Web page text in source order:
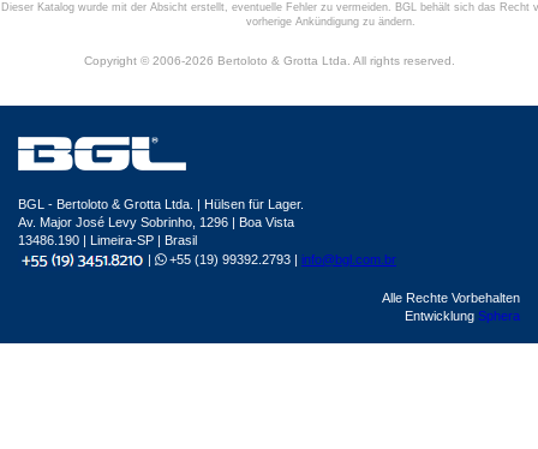
Dieser Katalog wurde mit der Absicht erstellt, eventuelle Fehler zu vermeiden. BGL behält sich das Recht
vorherige Ankündigung zu ändern.
Copyright © 2006-2026 Bertoloto & Grotta Ltda. All rights reserved.
BGL - Bertoloto & Grotta Ltda. | Hülsen für Lager.
Av. Major José Levy Sobrinho, 1296 | Boa Vista
13486.190 | Limeira-SP | Brasil
|
+55 (19) 99392.2793 | info@bgl.com.br
Alle Rechte Vorbehalten
Entwicklung Sphera